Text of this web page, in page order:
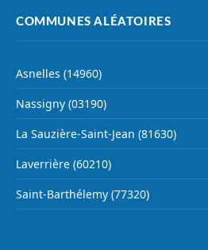
COMMUNES ALÉATOIRES
Asnelles (14960)
Nassigny (03190)
La Sauzière-Saint-Jean (81630)
Laverrière (60210)
Saint-Barthélemy (77320)